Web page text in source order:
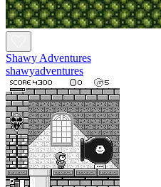
Shawy Adventures
shawyadventures